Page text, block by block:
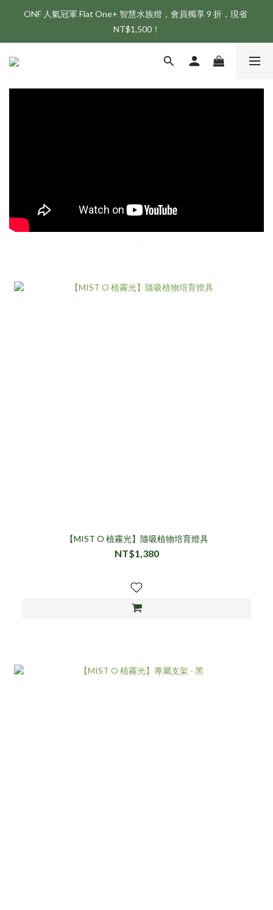
新會員享首購折 $100 優惠，立即點我註冊！！
ONF 人氣冠軍 Flat One+ 智慧水族燈，會員獨享 9 折，現省
NT$1,500！
新會員享首購折 $100 優惠，立即點我註冊！！
【MIST O 植霧光】隨吸植物培育燈具
NT$1,380